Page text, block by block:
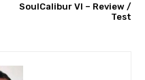
SoulCalibur VI – Review /
Test